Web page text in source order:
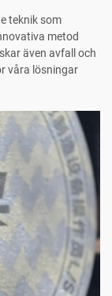
teknik som
metod
även avfall och
våra lösningar